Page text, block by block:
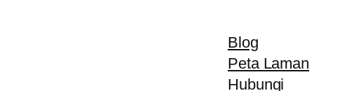
Blog
Peta Laman
Hubungi